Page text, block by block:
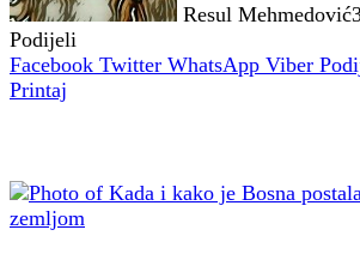
Resul Mehmedović
Podijeli
Facebook Twitter WhatsApp Viber
Printaj